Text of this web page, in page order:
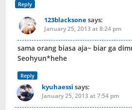
Reply
123blacksonesays:
January 25, 2013 at 8:24 pm
sama orang biasa aja~ biar ga
Seohyun*hehe
Reply
kyuhaessi says:
January 25, 2013 at 7:54 pm